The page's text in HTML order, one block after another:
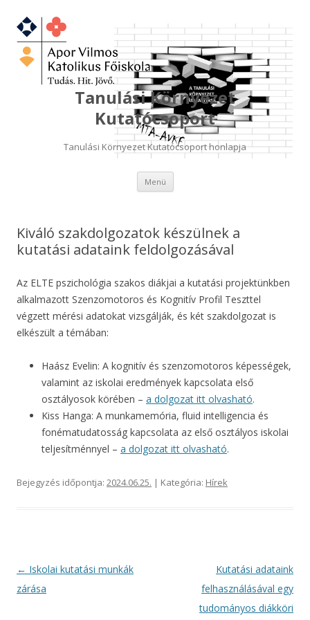
Tanulási Környezet
Kutatócsoport
Tanulási Környezet Kutatócsoport honlapja
Menü Kilépés
tartalomba
Kiváló szakdolgozatok készülnek a
kutatási adataink feldolgozásával
Az ELTE pszichológia szakos diákjai a kutatási projektünkben
alkalmazott Szenzomotoros és Kognitív Profil Teszttel
végzett mérési adatokat vizsgálják, és két szakdolgozat is
elkészült a témában:
Haász Evelin: A kognitív és szenzomotoros képességek,
valamint az iskolai eredmények kapcsolata első
osztályosok körében – a dolgozat itt olvasható.
Kiss Hanga: A munkamemória, fluid intelligencia és
fonématudatosság kapcsolata az első osztályos iskolai
teljesítménnyel – a dolgozat itt olvasható.
Bejegyzés időpontja: 2024.06.25. | Kategória: Hírek
Bejegyzés
navigáció
← Iskolai kutatási munkák
zárása
Kutatási adataink
felhasználásával egy
tudományos diákköri